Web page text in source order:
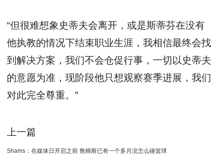
“但很难想象史蒂夫会离开，或是斯蒂芬在没有
他执教的情况下结束职业生涯，我相信最终会找
到解决方案，我们不会仓促行事，一切以史蒂夫
的意愿为准，现阶段他只想观察赛季进展，我们
对此完全尊重。”
上一篇
Shams：在媒体日开启之前 詹姆斯已有一个多月没怎么碰篮球